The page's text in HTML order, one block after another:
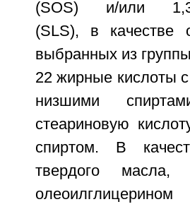
(SOS) и/или 1,3-
(SLS), в качестве
выбранных из
22 жирные кислоты
низшими
стеариновую
спиртом. В
твердого масла,